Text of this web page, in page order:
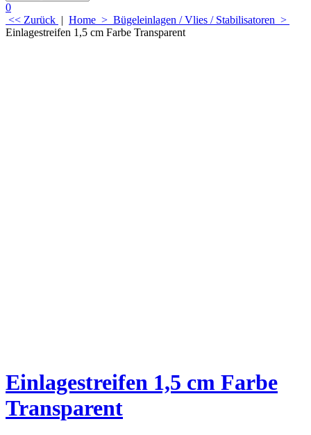
0
<< Zurück | Home > Bügeleinlagen / Vlies / Stabilisatoren >
Einlagestreifen 1,5 cm Farbe Transparent
Einlagestreifen 1,5 cm Farbe
Transparent